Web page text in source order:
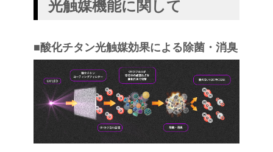
光触媒機能に関して
■酸化チタン光触媒効果による除菌・消臭